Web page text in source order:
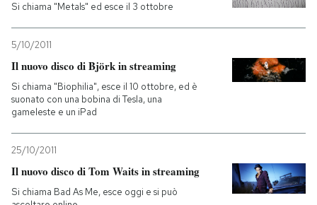
CALENDARIO
AREA PERSONALE
Entra
Si chiama "Metals" ed esce il 3 ottobre
5/10/2011
Il nuovo disco di Björk in streaming
Si chiama "Biophilia", esce il 10 ottobre, ed è
suonato con una bobina di Tesla, una
gameleste e un iPad
25/10/2011
Il nuovo disco di Tom Waits in streaming
Si chiama Bad As Me, esce oggi e si può